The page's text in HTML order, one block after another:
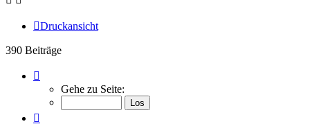
Druckansicht
390 Beiträge
20
von
Gehe zu Seite: